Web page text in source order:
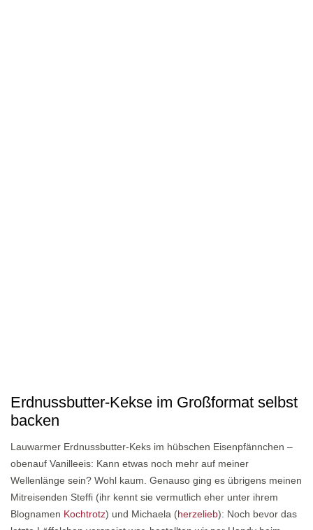
Erdnussbutter-Kekse im Großformat selbst
backen
Lauwarmer Erdnussbutter-Keks im hübschen Eisenpfännchen –
obenauf Vanilleeis: Kann etwas noch mehr auf meiner
Wellenlänge sein? Wohl kaum. Genauso ging es übrigens meinen
Mitreisenden Steffi (ihr kennt sie vermutlich eher unter ihrem
Blognamen Kochtrotz) und Michaela (herzelieb): Noch bevor das